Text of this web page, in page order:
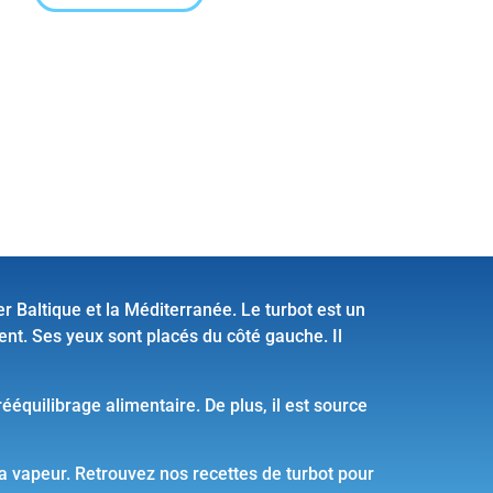
Baltique et la Méditerranée. Le turbot est un
Ses yeux sont placés du côté gauche. Il
alimentaire. De plus, il est source
Retrouvez nos recettes de turbot pour